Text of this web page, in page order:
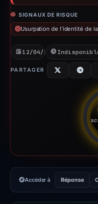
SIGNAUX DE RISQUE
Usurpation de l'identité de
12/04/2026
PARTAGER
Accéder à Réponse